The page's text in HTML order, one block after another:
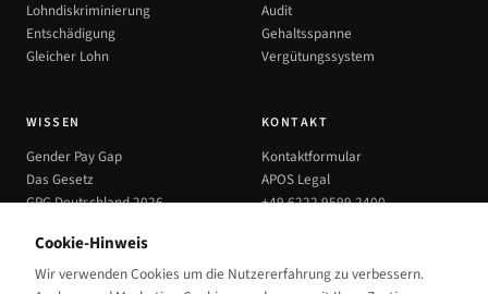
Lohndiskriminierung
Entschädigung
Gleicher Lohn
Audit
Gehaltsspanne
Vergütungssystem
WISSEN
Gender Pay Gap
Das Gesetz
GPG Deutschland 2026
Equal Pay Day 2026
KONTAKT
Kontaktformular
APOS Legal
+49 6222 9599 2400
Cookie-Hinweis
Wir verwenden Cookies um die Nutzererfahrung zu verbessern.